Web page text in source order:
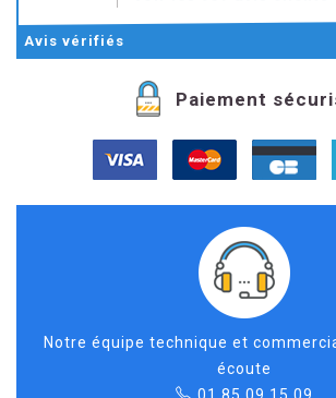
Avis vérifiés
Paiement
Notre équipe technique et
écoute